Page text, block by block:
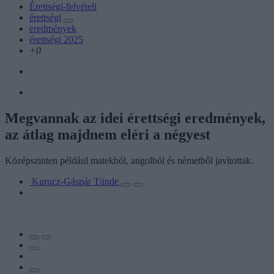
Érettségi-felvételi
érettségi
eredmények
érettségi 2025
+0
Megvannak az idei érettségi eredmények,
az átlag majdnem eléri a négyest
Középszinten például matekból, angolból és németből javítottak.
Kurucz-Gáspár Tünde